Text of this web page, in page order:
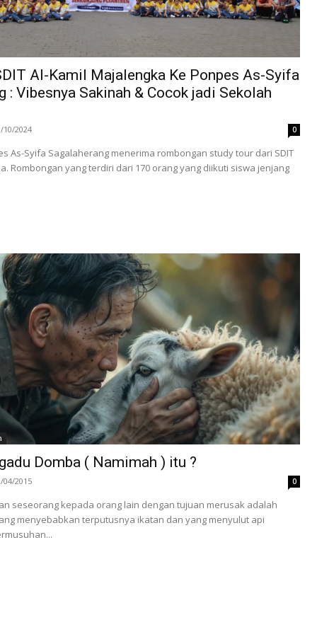
Al-Kamil Majalengka Ke Ponpes As-Syifa
: Vibesnya Sakinah & Cocok jadi Sekolah
10/2024 0
As-Syifa Sagalaherang menerima rombongan study tour dari SDIT
Rombongan yang terdiri dari 170 orang yang diikuti siswa jenjang
Domba ( Namimah ) itu ?
04/2015 0
seseorang kepada orang lain dengan tujuan merusak adalah
menyebabkan terputusnya ikatan dan yang menyulut api